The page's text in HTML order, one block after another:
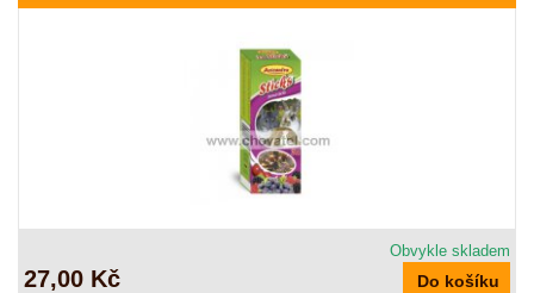
Obvykle skladem
27,00 Kč